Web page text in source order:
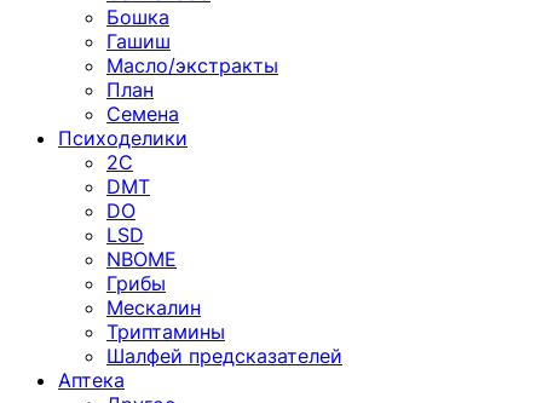
Бошка
Гашиш
Масло/экстракты
План
Семена
Психоделики
2C
DMT
DO
LSD
NBOME
Грибы
Мескалин
Триптамины
Шалфей предсказателей
Аптека